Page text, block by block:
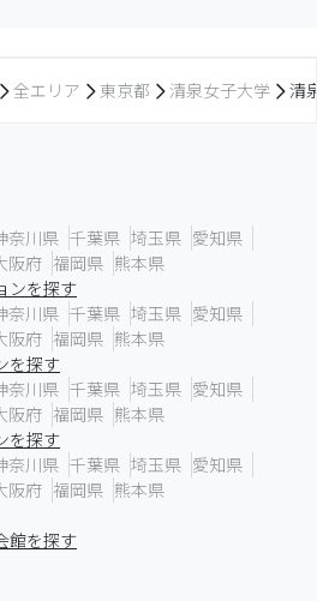
全エリア 東京都 清泉女子大学 清
奈川県 千葉県 埼玉県 愛知県
阪府 福岡県 熊本県
ンを探す
奈川県 千葉県 埼玉県 愛知県
阪府 福岡県 熊本県
を探す
奈川県 千葉県 埼玉県 愛知県
阪府 福岡県 熊本県
を探す
奈川県 千葉県 埼玉県 愛知県
阪府 福岡県 熊本県
館を探す